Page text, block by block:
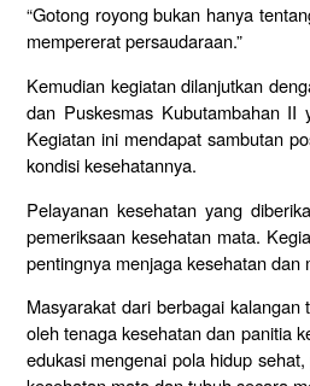
“Gotong royong bukan hanya
mempererat persaudaraan.”
Kemudian kegiatan dilanjutkan
dan Puskesmas Kubutambahan
Kegiatan ini mendapat sambutan
kondisi kesehatannya.
Pelayanan kesehatan yang
pemeriksaan kesehatan mata.
pentingnya menjaga kesehatan
Masyarakat dari berbagai
oleh tenaga kesehatan dan panitia
edukasi mengenai pola hidup